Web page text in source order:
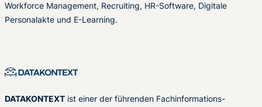
Workforce Management, Recruiting, HR-Software, Digitale
Personalakte und E-Learning.
DATAKONTEXT ist einer der führenden Fachinformations-